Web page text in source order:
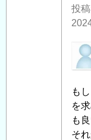
投
匿
名
稿
者
に
よ
も
を
も
そ